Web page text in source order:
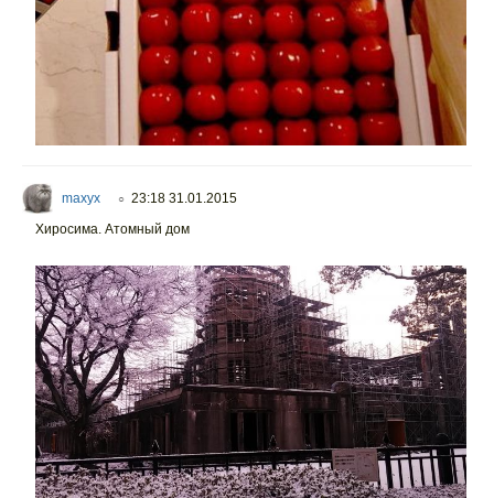
maxyx ○ 23:18 31.01.2015
Хиросима. Атомный дом